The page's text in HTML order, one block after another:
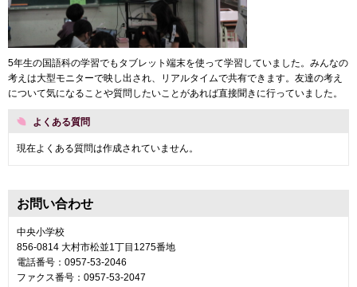
5年生の国語科の学習でもタブレット端末を使って学習していました。みんなの
考えは大型モニターで映し出され、リアルタイムで共有できます。友達の考え
について気になることや質問したいことがあれば直接聞きに行っていました。
よくある質問
現在よくある質問は作成されていません。
お問い合わせ
中央小学校
856-0814 大村市松並1丁目1275番地
電話番号：0957-53-2046
ファクス番号：0957-53-2047